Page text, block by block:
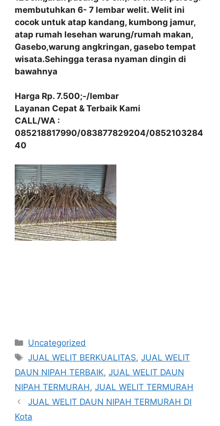
membutuhkan 6- 7 lembar welit. Welit ini
cocok untuk atap kandang, kumbong jamur,
atap rumah lesehan warung/rumah makan,
Gasebo,warung angkringan, gasebo tempat
wisata.Sehingga terasa nyaman dingin di
bawahnya
Harga Rp. 7.500;-/lembar
Layanan Cepat & Terbaik Kami
CALL/WA :
085218817990/083877829204/0852103284
40
Kategori
Uncategorized
Tag
JUAL WELIT BERKUALITAS,JUAL WELIT
DAUN NIPAH TERBAIK, JUAL WELIT DAUN
NIPAH TERMURAH, JUAL WELIT TERMURAH
JUAL WELIT DAUN NIPAH TERMURAH DI
Kota